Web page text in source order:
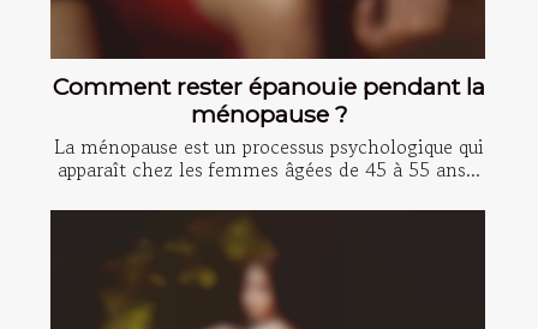
Comment rester épanouie pendant la
ménopause ?
La ménopause est un processus psychologique qui
apparaît chez les femmes âgées de 45 à 55 ans...